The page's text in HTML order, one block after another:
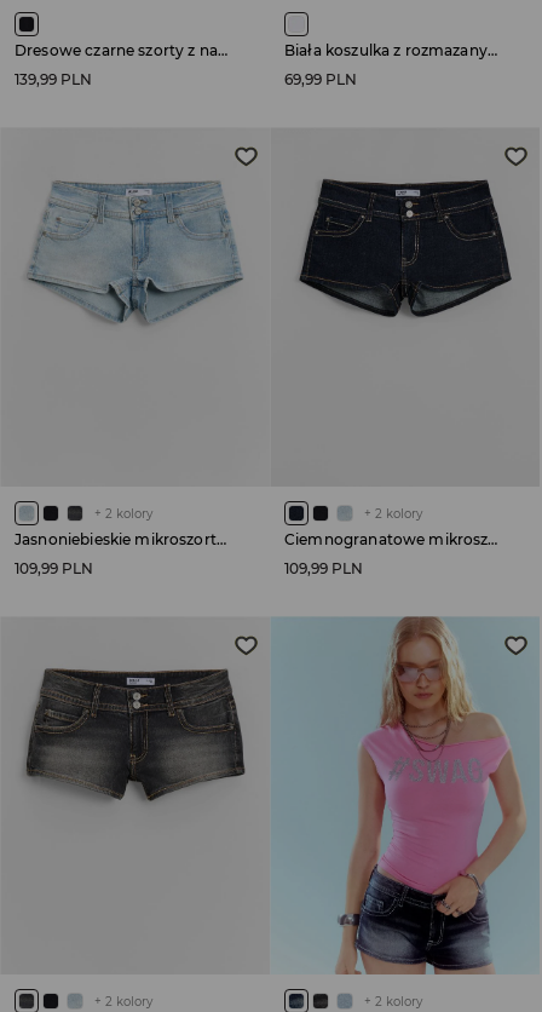
Dresowe czarne szorty z nadrukiem skrzydeł na tyle
139,99 PLN
Biała koszulka z rozmazanym nadrukiem flagi USA
69,99 PLN
+ 2 kolory
Jasnoniebieskie mikroszorty jeansowe low waist
109,99 PLN
+ 2 kolory
Ciemnogranatowe mikroszorty jeansowe low waist
109,99 PLN
+ 2 kolory + 2 kolory